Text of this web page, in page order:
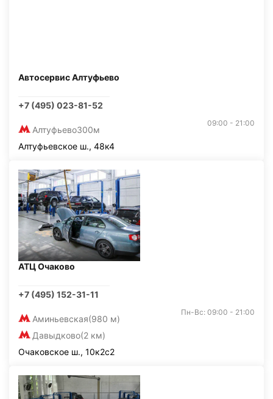
Автосервис Алтуфьево
+7 (495) 023-81-52
Алтуфьево300м
09:00 - 21:00
Алтуфьевское ш., 48к4
АТЦ Очаково
+7 (495) 152-31-11
Аминьевская(980 м)
Давыдково(2 км)
Пн-Вс: 09:00 - 21:00
Очаковское ш., 10к2с2